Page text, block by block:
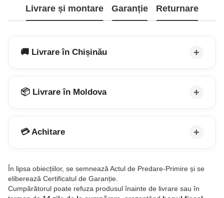
Livrare și montare Garanție Returnare
🚚 Livrare în Chișinău
📦 Livrare în Moldova
💳 Achitare
În lipsa obiecțiilor, se semnează Actul de Predare-Primire și se
eliberează Certificatul de Garanție.
Cumpărătorul poate refuza produsul înainte de livrare sau în